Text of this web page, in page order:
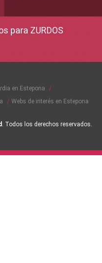
en Estepona
Webs de interés en Estepona
. Todos los derechos reservados.